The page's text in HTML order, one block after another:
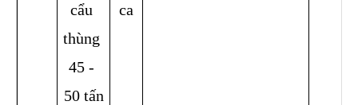
cẩu
thùng
45 -
50 tấn
ca